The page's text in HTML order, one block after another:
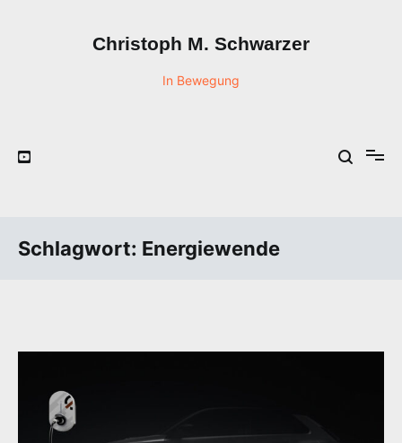
Christoph M. Schwarzer
In Bewegung
Schlagwort: Energiewende